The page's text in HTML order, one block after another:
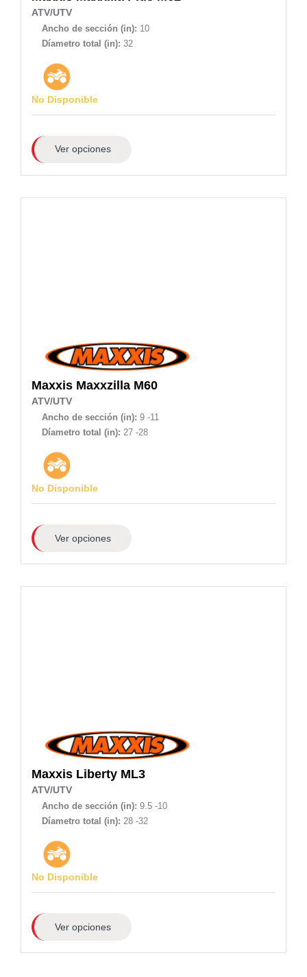
ATV/UTV
Ancho de sección (in): 10
Díametro total (in): 32
No Disponible
Ver opciones
Maxxis Maxxzilla M60
ATV/UTV
Ancho de sección (in): 9 -11
Díametro total (in): 27 -28
No Disponible
Ver opciones
Maxxis Liberty ML3
ATV/UTV
Ancho de sección (in): 9.5 -10
Díametro total (in): 28 -32
No Disponible
Ver opciones